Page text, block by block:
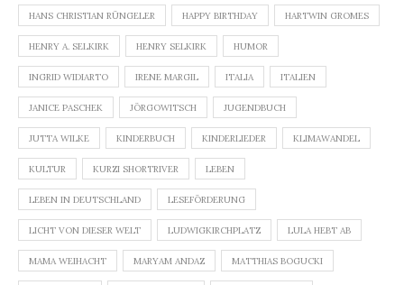
HANS CHRISTIAN RÜNGELER HAPPY BIRTHDAY HARTWIN GROMES
HENRY A. SELKIRK HENRY SELKIRK HUMOR
INGRID WIDIARTO IRENE MARGIL ITALIA ITALIEN
JANICE PASCHEK JÖRGOWITSCH JUGENDBUCH
JUTTA WILKE KINDERBUCH KINDERLIEDER KLIMAWANDEL
KULTUR KURZI SHORTRIVER LEBEN
LEBEN IN DEUTSCHLAND LESEFÖRDERUNG
LICHT VON DIESER WELT LUDWIGKIRCHPLATZ LULA HEBT AB
MAMA WEIHACHT MARYAM ANDAZ MATTHIAS BOGUCKI